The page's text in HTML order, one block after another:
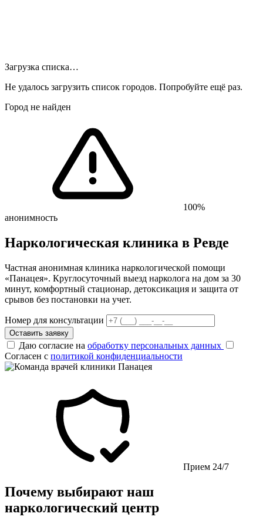
Загрузка списка…
Не удалось загрузить список городов. Попробуйте ещё раз.
Город не найден
100%
анонимность
Наркологическая клиника в Ревде
Частная анонимная клиника наркологической помощи
«Панацея». Круглосуточный выезд нарколога на дом за 30
минут, комфортный стационар, детоксикация и защита от
срывов без постановки на учет.
Номер для консультации
Оставить заявку
Даю согласие на обработку персональных данных
Согласен с политикой конфиденциальности
Прием 24/7
Почему выбирают наш
наркологический центр